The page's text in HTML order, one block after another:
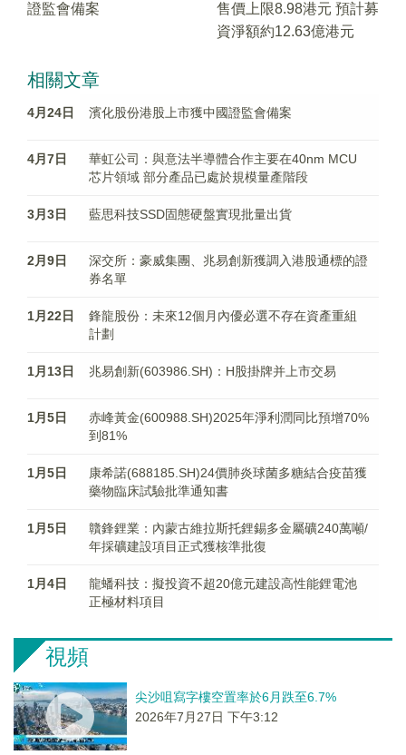
證監會備案
售價上限8.98港元 預計募
資淨額約12.63億港元
相關文章
4月24日 濱化股份港股上市獲中國證監會備案
4月7日
華虹公司：與意法半導體合作主要在40nm MCU
芯片領域 部分產品已處於規模量產階段
3月3日 ​藍思科技SSD固態硬盤實現批量出貨
2月9日
深交所：豪威集團、兆易創新獲調入港股通標的證
券名單
1月22日
鋒龍股份：未來12個月內優必選不存在資產重組
計劃
1月13日 兆易創新(603986.SH)：H股掛牌并上市交易
1月5日
赤峰黃金(600988.SH)2025年淨利潤同比預增70%
到81%
1月5日
康希諾(688185.SH)24價肺炎球菌多糖結合疫苗獲
藥物臨床試驗批準通知書
1月5日
贛鋒鋰業：內蒙古維拉斯托鋰錫多金屬礦240萬噸/
年採礦建設項目正式獲核準批復
1月4日
龍蟠科技：擬投資不超20億元建設高性能鋰電池
正極材料項目
視頻
尖沙咀寫字樓空置率於6月跌至6.7%
2026年7月27日 下午3:12